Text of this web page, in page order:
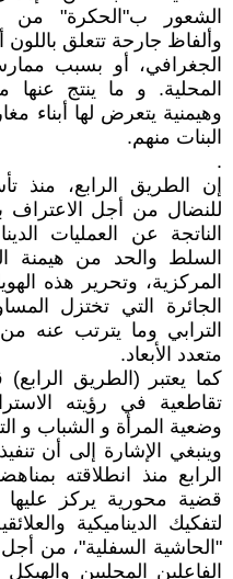
الشعور ب"الحكرة" من
وألفاظ جارحة تتعلق باللون
الجغرافي، أو بسبب
المحلية. و ما ينتج عنها
وهيمنية يتعرض لها أبناء
البنات منهم.
.
إن الطريق الرابع، منذ
للنضال من أجل الاعتراف
الناتجة عن العمليات
السلط والحد من هيمنة
المركزية، وتحرير هذه
الجائرة التي تختزل
الترابي وما يترتب عنه
متعدد الأبعاد.
كما يعتبر (الطريق الرابع)
تقاطعية في رؤيته
وضعية المرأة و الشباب و
وينبغي الإشارة إلى أن
الرابع منذ انطلاقته
قضية محورية يركز عليها
لتفكيك الديناميكية
"الحاشية السفلية"، من
الفاعلين المحليين